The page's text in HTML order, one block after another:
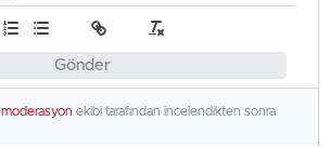
Gönder
moderasyon ekibi tarafından incelendikten sonra